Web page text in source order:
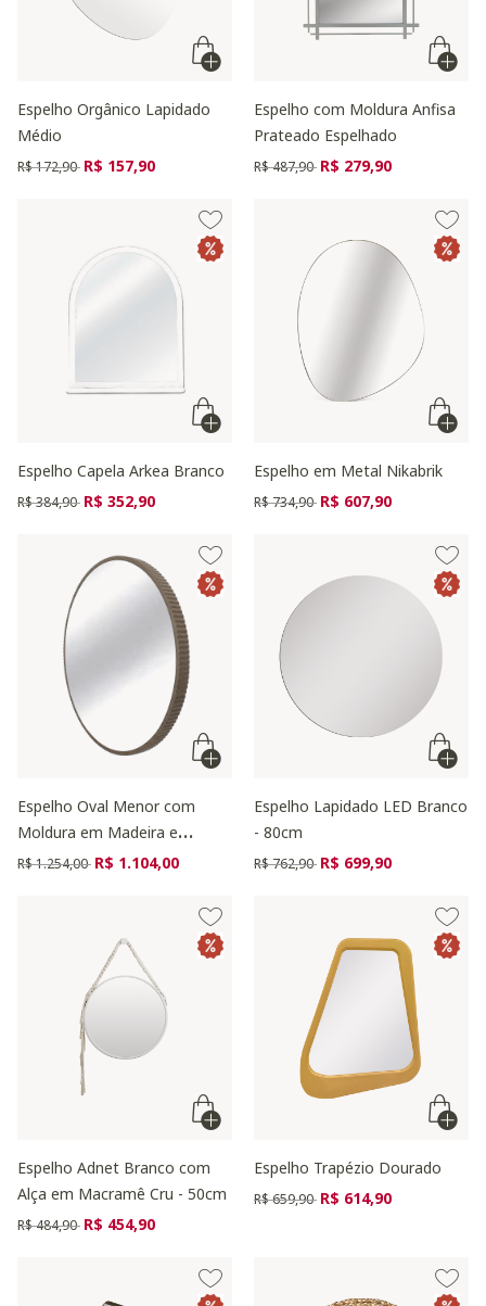
Espelho Orgânico Lapidado
Médio
Preço reduzido de
R$ 172,90 para
R$ 157,90
Espelho com Moldura Anfisa
Prateado Espelhado
Preço reduzido de
R$ 487,90 para
R$ 279,90
Espelho Capela Arkea Branco
Preço reduzido de
R$ 384,90 para
R$ 352,90
Espelho em Metal Nikabrik
Preço reduzido de
R$ 734,90 para
R$ 607,90
Espelho Oval Menor com
Moldura em Madeira e
Acabamento Liso Preto
Preço reduzido de
R$ 1.254,00 para
R$ 1.104,00
Espelho Lapidado LED Branco
- 80cm
Preço reduzido de
R$ 762,90 para
R$ 699,90
Espelho Adnet Branco com
Alça em Macramê Cru - 50cm
Preço reduzido de
R$ 484,90 para
R$ 454,90
Espelho Trapézio Dourado
Preço reduzido de
R$ 659,90 para
R$ 614,90